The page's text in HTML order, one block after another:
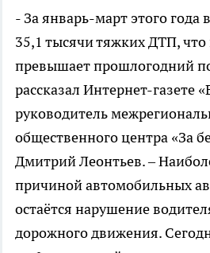
- За январь-март этого года
35,1 тысячи тяжких ДТП,
превышает прошлогодний
рассказал Интернет-газете
руководитель
общественного центра «За
Дмитрий Леонтьев. –
причиной автомобильных
остаётся нарушение
дорожного движения.